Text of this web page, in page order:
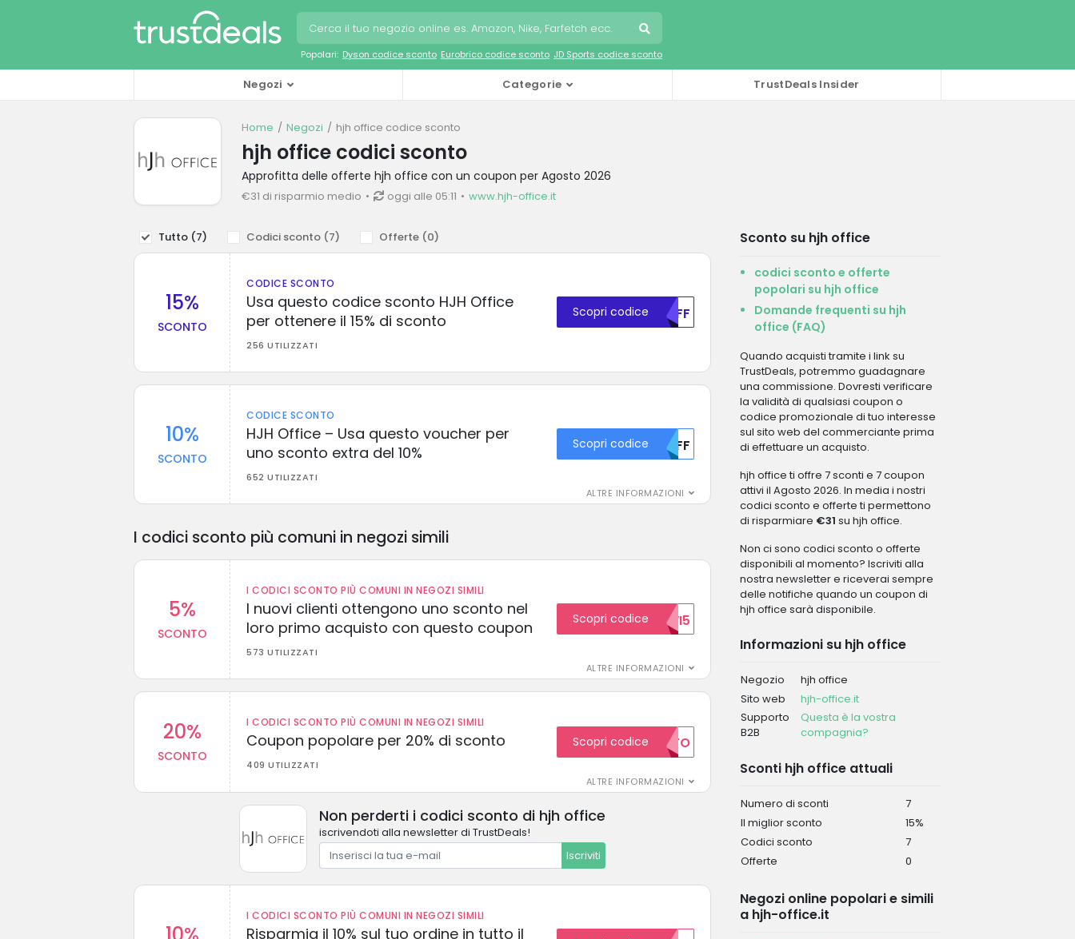
Popolari: Dyson codice sconto Eurobrico codice sconto JD Sports codice sconto
Negozi Categorie TrustDeals Insider
Home Negozi hjh office codice sconto
hjh office codici sconto
Approfitta delle offerte hjh office con un coupon per Agosto 2026
€31 di risparmio medio oggi alle 05:11 www.hjh-office.it
Tutto (7) Codici sconto (7) Offerte (0)
15%
SCONTO
CODICE SCONTO
Usa questo codice sconto HJH Office
per ottenere il 15% di sconto
256 UTILIZZATI
Scopri codice NTFF
10%
SCONTO
CODICE SCONTO
HJH Office – Usa questo voucher per
uno sconto extra del 10%
652 UTILIZZATI
ALTRE INFORMAZIONI
Scopri codice MDFF
I codici sconto più comuni in negozi simili
5%
SCONTO
I CODICI SCONTO PIÙ COMUNI IN NEGOZI SIMILI
I nuovi clienti ottengono uno sconto nel
loro primo acquisto con questo coupon
573 UTILIZZATI
ALTRE INFORMAZIONI
Scopri codiceNUOVI5
20%
SCONTO
I CODICI SCONTO PIÙ COMUNI IN NEGOZI SIMILI
Coupon popolare per 20% di sconto
409 UTILIZZATI
ALTRE INFORMAZIONI
Scopri codice20SCONTO
Non perderti i codici sconto di hjh office
iscrivendoti alla newsletter di TrustDeals!
Iscriviti
I CODICI SCONTO PIÙ COMUNI IN NEGOZI SIMILI
Risparmia il 10% sul tuo ordine in tutto il
Sconto su hjh office
codici sconto e offerte
popolari su hjh office
Domande frequenti su hjh
office (FAQ)
Quando acquisti tramite i link su
TrustDeals, potremmo guadagnare
una commissione. Dovresti verificare
la validità di qualsiasi coupon o
codice promozionale di tuo interesse
sul sito web del commerciante prima
di effettuare un acquisto.
hjh office ti offre 7 sconti e 7 coupon
attivi il Agosto 2026. In media i nostri
codici sconto e offerte ti permettono
di risparmiare €31 su hjh office.
Non ci sono codici sconto o offerte
disponibili al momento? Iscriviti alla
nostra newsletter e riceverai sempre
delle notifiche quando un coupon di
hjh office sarà disponibile.
Informazioni su hjh office
Negozio
hjh office
Sito web
hjh-office.it
Supporto
B2B
Questa è la vostra
compagnia?
Sconti hjh office attuali
Numero di sconti
7
Il miglior sconto
15%
Codici sconto
7
Offerte
0
Negozi online popolari e simili
a hjh-office.it